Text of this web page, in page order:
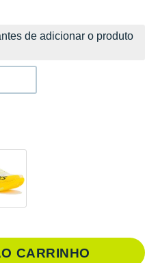
de adicionar o produto
CARRINHO